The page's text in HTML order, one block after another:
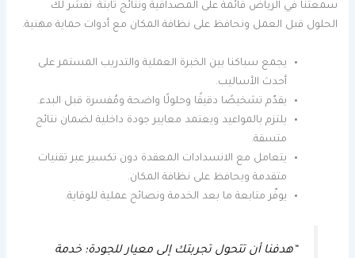
سمعتنا في الرياض قائمة على المصداقية ونتائج ثابتة. نُفسِّر لك
الحلول قبل العمل ونحافظ على نظافة المكان مع أدوات حماية مهنية.
يجمع سباكنا بين الخبرة العملية والتدريب المستمر على
أحدث الأساليب.
يقدّم تشخيصًا دقيقًا وحلولًا واضحة ومُفسرة قبل البدء.
يلتزم بالمواعيد ويعتمد معايير جودة داخلية لضمان نتائج
متسقة.
يتعامل مع الانسدادات المعقدة دون تكسير عبر تقنيات
متقدمة ويحافظ على نظافة المكان.
يوفّر متابعة ما بعد الخدمة ونصائح عملية للوقاية.
“هدفنا أن تتحول تجربتك إلى معيار للجودة؛ خدمة